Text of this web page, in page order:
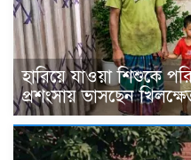
হারিয়ে যাওয়া শিশুকে
প্রশংসায় ভাসছেন